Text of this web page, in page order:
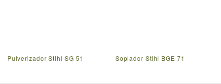
Pulverizador Stihl SG 51 Soplador Stihl BGE 71